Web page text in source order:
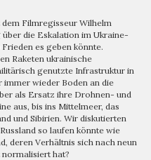
Filmregisseur Wilhelm
die Eskalation im Ukraine-
es geben könnte.
Raketen ukrainische
genutzte Infrastruktur in
immer wieder Boden an die
als Ersatz ihre Drohnen- und
aus, bis ins Mittelmeer, das
und Sibirien. Wir diskutierten
so laufen könnte wie
deren Verhältnis sich nach neun
normalisiert hat?